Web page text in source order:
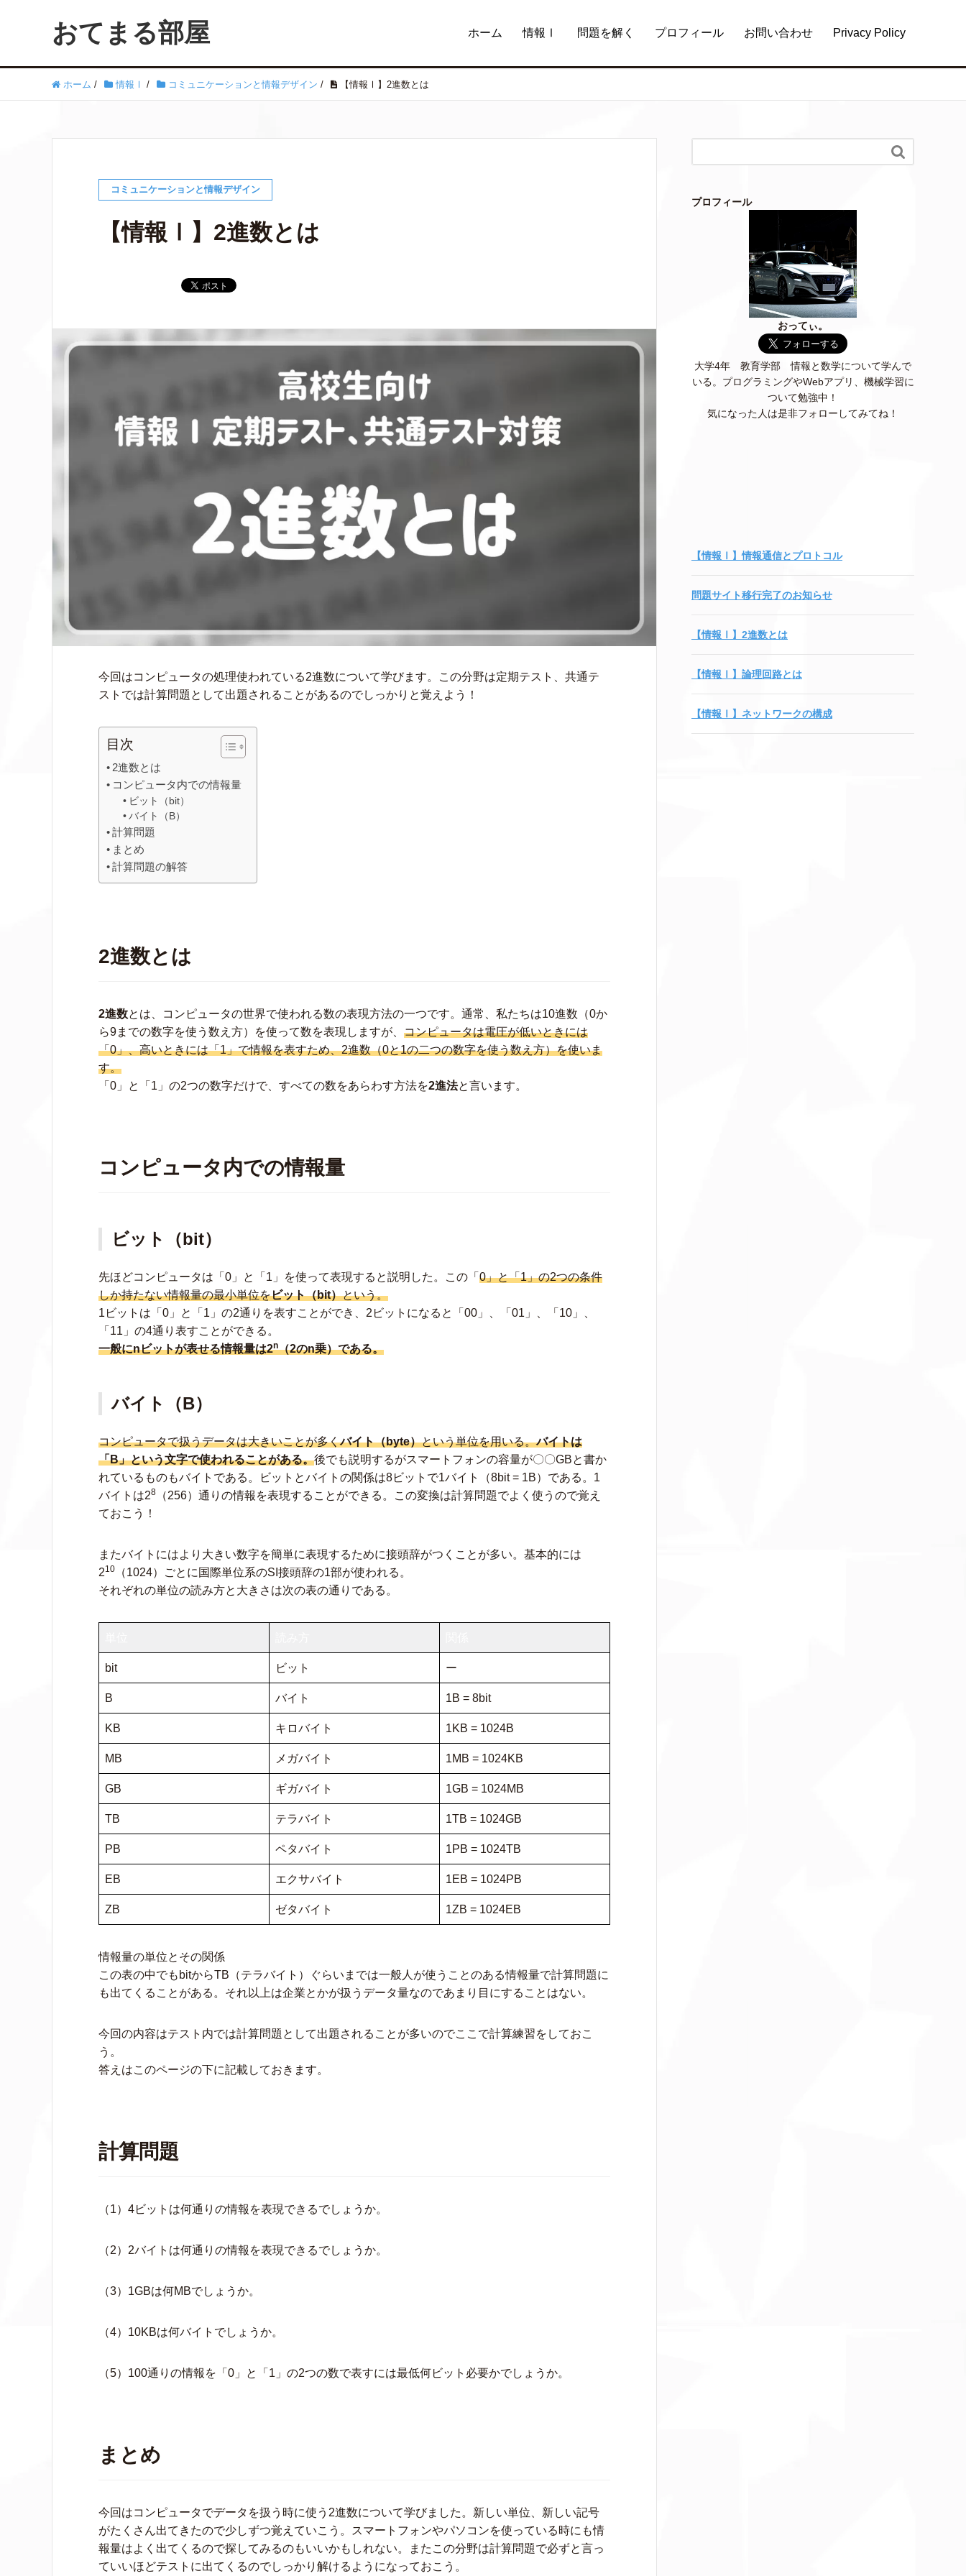
おてまる部屋 ホーム 情報Ⅰ 問題を解く プロフィール お問い合わせ Privacy Policy
ホーム / 情報Ⅰ / コミュニケーションと情報デザイン / 【情報Ⅰ】2進数とは
コミュニケーションと情報デザイン
【情報Ⅰ】2進数とは
今回はコンピュータの処理使われている2進数について学びます。この分野は定期テスト、共通テ
ストでは計算問題として出題されることがあるのでしっかりと覚えよう！
目次
2進数とは
コンピュータ内での情報量
ビット（bit）
バイト（B）
計算問題
まとめ
計算問題の解答
2進数とは
2進数とは、コンピュータの世界で使われる数の表現方法の一つです。通常、私たちは10進数（0か
ら9までの数字を使う数え方）を使って数を表現しますが、 コンピュータは電圧が低いときには
「0」、高いときには「1」で情報を表すため、2進数（0と1の二つの数字を使う数え方）を使いま
す。
「0」と「1」の2つの数字だけで、すべての数をあらわす方法を2進法と言います。
コンピュータ内での情報量
ビット（bit）
先ほどコンピュータは「0」と「1」を使って表現すると説明した。この「 0」と「1」の2つの条件
しか持たない情報量の最小単位をビット（bit）という。
1ビットは「0」と「1」の2通りを表すことができ、2ビットになると「00」、「01」、「10」、
「11」の4通り表すことができる。
一般にnビットが表せる情報量は2n（2のn乗）である。
バイト（B）
コンピュータで扱うデータは大きいことが多くバイト（byte）という単位を用いる。バイトは
「B」という文字で使われることがある。後でも説明するがスマートフォンの容量が〇〇GBと書か
れているものもバイトである。ビットとバイトの関係は8ビットで1バイト（8bit = 1B）である。1
バイトは28
（256）通りの情報を表現することができる。この変換は計算問題でよく使うので覚え
ておこう！
またバイトにはより大きい数字を簡単に表現するために接頭辞がつくことが多い。基本的には
210
（1024）ごとに国際単位系のSI接頭辞の1部が使われる。
それぞれの単位の読み方と大きさは次の表の通りである。
bit ビット ー
B バイト 1B = 8bit
KB キロバイト 1KB = 1024B
MB メガバイト 1MB = 1024KB
GB ギガバイト 1GB = 1024MB
TB テラバイト 1TB = 1024GB
PB ペタバイト 1PB = 1024TB
EB エクサバイト 1EB = 1024PB
ZB ゼタバイト 1ZB = 1024EB
情報量の単位とその関係
この表の中でもbitからTB（テラバイト）ぐらいまでは一般人が使うことのある情報量で計算問題に
も出てくることがある。それ以上は企業とかが扱うデータ量なのであまり目にすることはない。
今回の内容はテスト内では計算問題として出題されることが多いのでここで計算練習をしておこ
う。
答えはこのページの下に記載しておきます。
計算問題
（1）4ビットは何通りの情報を表現できるでしょうか。
（2）2バイトは何通りの情報を表現できるでしょうか。
（3）1GBは何MBでしょうか。
（4）10KBは何バイトでしょうか。
（5）100通りの情報を「0」と「1」の2つの数で表すには最低何ビット必要かでしょうか。
まとめ
今回はコンピュータでデータを扱う時に使う2進数について学びました。新しい単位、新しい記号
がたくさん出てきたので少しずつ覚えていこう。スマートフォンやパソコンを使っている時にも情
報量はよく出てくるので探してみるのもいいかもしれない。またこの分野は計算問題で必ずと言っ
ていいほどテストに出てくるのでしっかり解けるようになっておこう。

プロフィール
おってぃ。
大学4年 教育学部 情報と数学について学んで
いる。プログラミングやWebアプリ、機械学習に
ついて勉強中！
気になった人は是非フォローしてみてね！
【情報Ⅰ】情報通信とプロトコル
問題サイト移行完了のお知らせ
【情報Ⅰ】2進数とは
【情報Ⅰ】論理回路とは
【情報Ⅰ】ネットワークの構成